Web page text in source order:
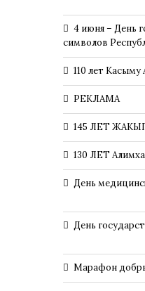
4 июня – День
символов
110 лет
РЕКЛАМА
145 ЛЕТ
130 ЛЕТ
День
День
Марафон